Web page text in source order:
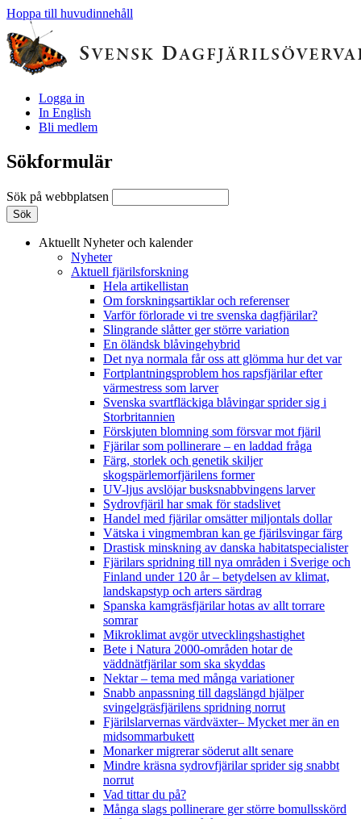
Hoppa till huvudinnehåll
Logga in
In English
Bli medlem
Sökformulär
Sök på webbplatsen
Aktuellt Nyheter och kalender
Nyheter
Aktuell fjärilsforskning
Hela artikellistan
Om forskningsartiklar och referenser
Varför förlorade vi tre svenska dagfjärilar?
Slingrande slåtter ger större variation
En öländsk blåvingehybrid
Det nya normala får oss att glömma hur det var
Fortplantningsproblem hos rapsfjärilar efter
värmestress som larver
Svenska svartfläckiga blåvingar sprider sig i
Storbritannien
Förskjuten blomning som försvar mot fjäril
Fjärilar som pollinerare – en laddad fråga
Färg, storlek och genetik skiljer
skogspärlemorfjärilens former
UV-ljus avslöjar busksnabbvingens larver
Sydrovfjäril har smak för stadslivet
Handel med fjärilar omsätter miljontals dollar
Vätska i vingmembran kan ge fjärilsvingar färg
Drastisk minskning av danska habitatspecialister
Fjärilars spridning till nya områden i Sverige och
Finland under 120 år– betydelsen av klimat,
landskapstyp och arters särdrag
Spanska kamgräsfjärilar hotas av allt torrare
somrar
Mikroklimat avgör utvecklingshastighet
Bete i Natura 2000-områden hotar de
väddnätfjärilar som ska skyddas
Nektar – tema med många variationer
Snabb anpassning till dagslängd hjälper
svingelgräsfjärilens spridning norrut
Fjärilslarvernas värdväxter– Mycket mer än en
midsommarbukett
Monarker migrerar söderut allt senare
Mindre kräsna sydrovfjärilar sprider sig snabbt
norrut
Vad tittar du på?
Många slags pollinerare ger större bomullsskörd